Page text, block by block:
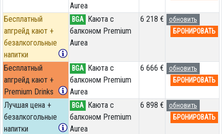
Aurea
Бесплатный
апгрейд кают +
безалкогольные
напитки
BGA Каюта с
балконом Premium
Aurea
6 218 €
обновить
БРОНИРОВАТЬ
Бесплатный
апгрейд кают +
Premium Drinks
BGA Каюта с
балконом Premium
Aurea
6 666 €
обновить
БРОНИРОВАТЬ
Лучшая цена +
безалкогольные
напитки
BGA Каюта с
балконом Premium
Aurea
6 898 €
обновить
БРОНИРОВАТЬ